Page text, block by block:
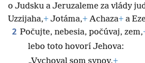
o Judsku a Jeruzaleme za vlády
Uzzijaha,+ Jotáma,+ Achaza+ a
2 Počujte, nebesia, počúvaj, zem,
lebo toto hovorí Jehova: